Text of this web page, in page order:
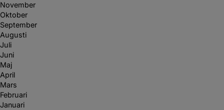
November
Oktober
September
Augusti
Juli
Juni
Maj
April
Mars
Februari
Januari